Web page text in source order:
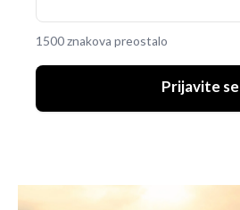
1500 znakova preostalo
Prijavite se